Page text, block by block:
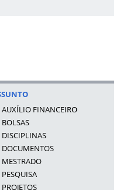
AUXÍLIO FINANCEIRO
BOLSAS
DISCIPLINAS
DOCUMENTOS
MESTRADO
PESQUISA
PROJETOS